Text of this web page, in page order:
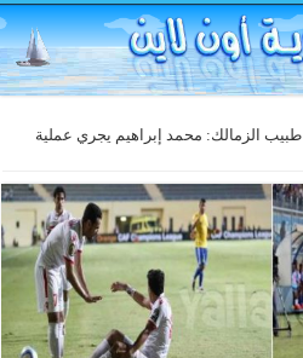
طبيب الزمالك: محمد إبراهيم يجري عملية